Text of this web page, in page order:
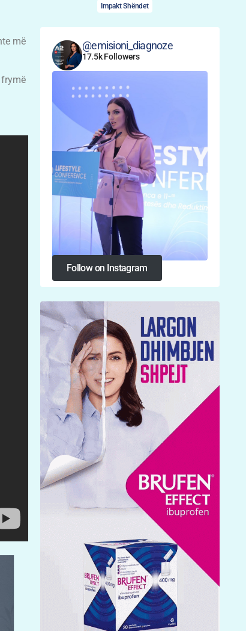
më
Impakt Shëndet
@emisioni_diagnoze
17.5k Followers
Follow on Instagram
Follow on Instagram